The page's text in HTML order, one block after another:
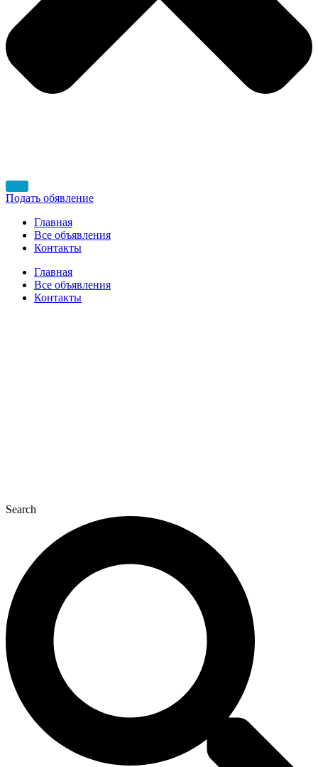
Подать обявление
Главная
Все объявления
Контакты
Главная
Все объявления
Контакты
Search